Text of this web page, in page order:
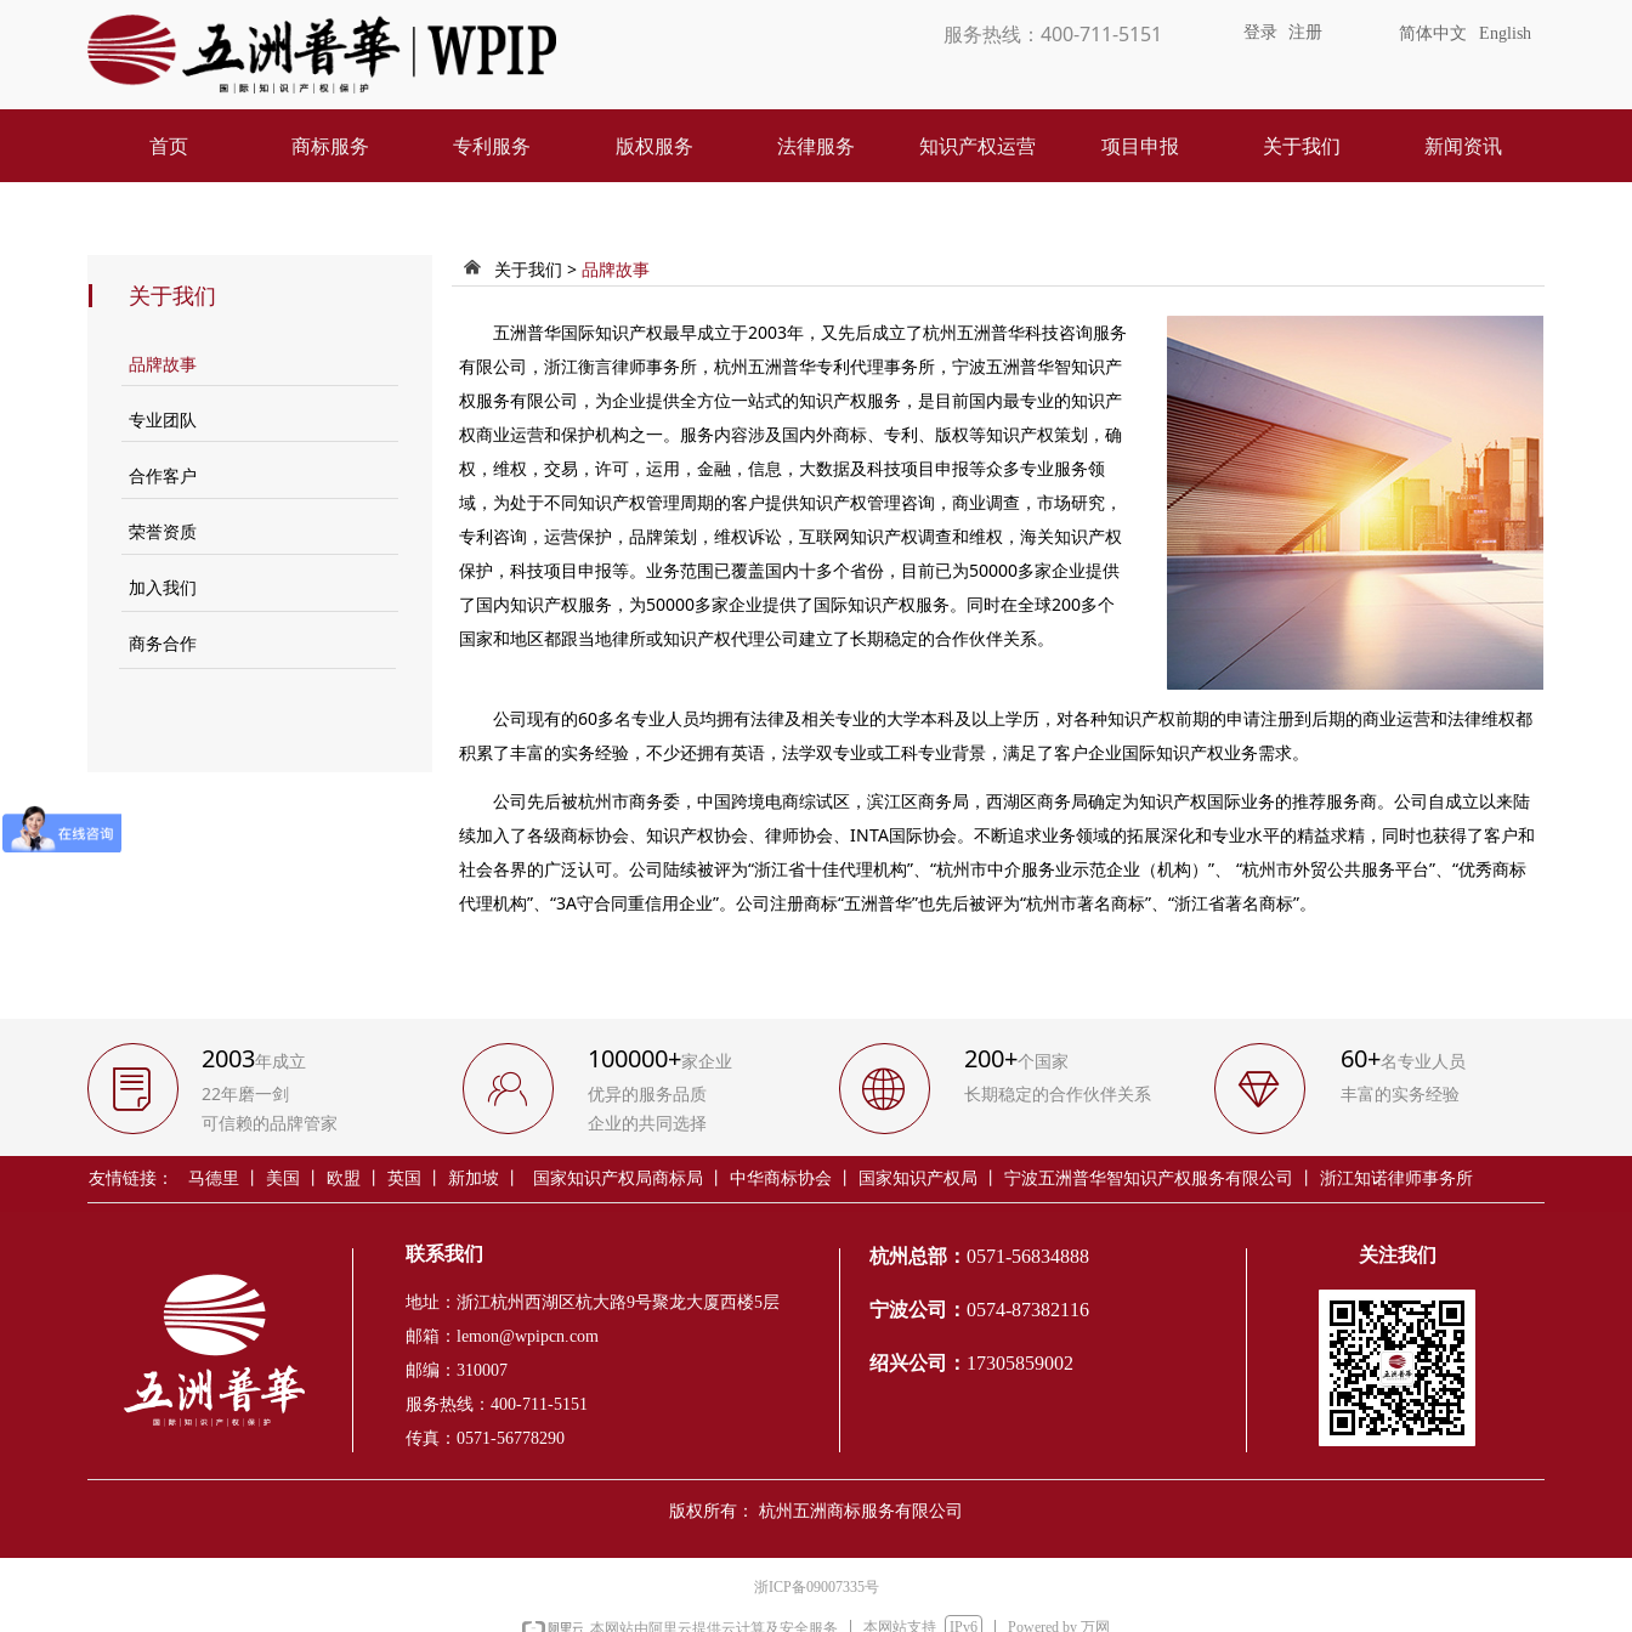
登录 注册 简体中文 English
服务热线：400-711-5151
首页 商标服务 专利服务 版权服务 法律服务 知识产权运营 项目申报 关于我们 新闻资讯
关于我们 > 品牌故事
낀
五洲普华国际知识产权最早成立于2003年，又先后成立了杭州五洲普华科技咨询服务
有限公司，浙江衡言律师事务所，杭州五洲普华专利代理事务所，宁波五洲普华智知识产
权服务有限公司，为企业提供全方位一站式的知识产权服务，是目前国内最专业的知识产
权商业运营和保护机构之一。服务内容涉及国内外商标、专利、版权等知识产权策划，确
权，维权，交易，许可，运用，金融，信息，大数据及科技项目申报等众多专业服务领
域，为处于不同知识产权管理周期的客户提供知识产权管理咨询，商业调查，市场研究，
专利咨询，运营保护，品牌策划，维权诉讼，互联网知识产权调查和维权，海关知识产权
保护，科技项目申报等。业务范围已覆盖国内十多个省份，目前已为50000多家企业提供
了国内知识产权服务，为50000多家企业提供了国际知识产权服务。同时在全球200多个
国家和地区都跟当地律所或知识产权代理公司建立了长期稳定的合作伙伴关系。
公司现有的60多名专业人员均拥有法律及相关专业的大学本科及以上学历，对各种知识产权前期的申请注册到后期的商业运营和法律维权都
积累了丰富的实务经验，不少还拥有英语，法学双专业或工科专业背景，满足了客户企业国际知识产权业务需求。
公司先后被杭州市商务委，中国跨境电商综试区，滨江区商务局，西湖区商务局确定为知识产权国际业务的推荐服务商。公司自成立以来陆
续加入了各级商标协会、知识产权协会、律师协会、INTA国际协会。不断追求业务领域的拓展深化和专业水平的精益求精，同时也获得了客户和
社会各界的广泛认可。公司陆续被评为“浙江省十佳代理机构”、“杭州市中介服务业示范企业（机构）”、 “杭州市外贸公共服务平台”、“优秀商标
代理机构”、“3A守合同重信用企业”。公司注册商标“五洲普华”也先后被评为“杭州市著名商标”、“浙江省著名商标”。
关于我们
品牌故事
专业团队
合作客户
荣誉资质
加入我们
商务合作
关注我们
杭州总部： 0571-56834888
宁波公司： 0574-87382116
绍兴公司： 17305859002
联系我们
地址：浙江杭州西湖区杭大路9号聚龙大厦西楼5层
邮箱：lemon@wpipcn.com
邮编：310007
服务热线：400-711-5151
传真：0571-56778290
版权所有： 杭州五洲商标服务有限公司
友情链接： 马德里 丨 美国 丨 欧盟 丨 英国 丨 新加坡 丨 国家知识产权局商标局 丨 中华商标协会 丨 国家知识产权局 丨 宁波五洲普华智知识产权服务有限公司 丨 浙江知诺律师事务所
ꂓ
2003年成立
22年磨一剑
可信赖的品牌管家
60+名专业人员
丰富的实务经验
ꄓ ꁐ
ꁘ
200+个国家
长期稳定的合作伙伴关系
100000+家企业
优异的服务品质
企业的共同选择
浙ICP备09007335号
本网站由阿里云提供云计算及安全服务 本网站支持 IPv6 Powered by 万网